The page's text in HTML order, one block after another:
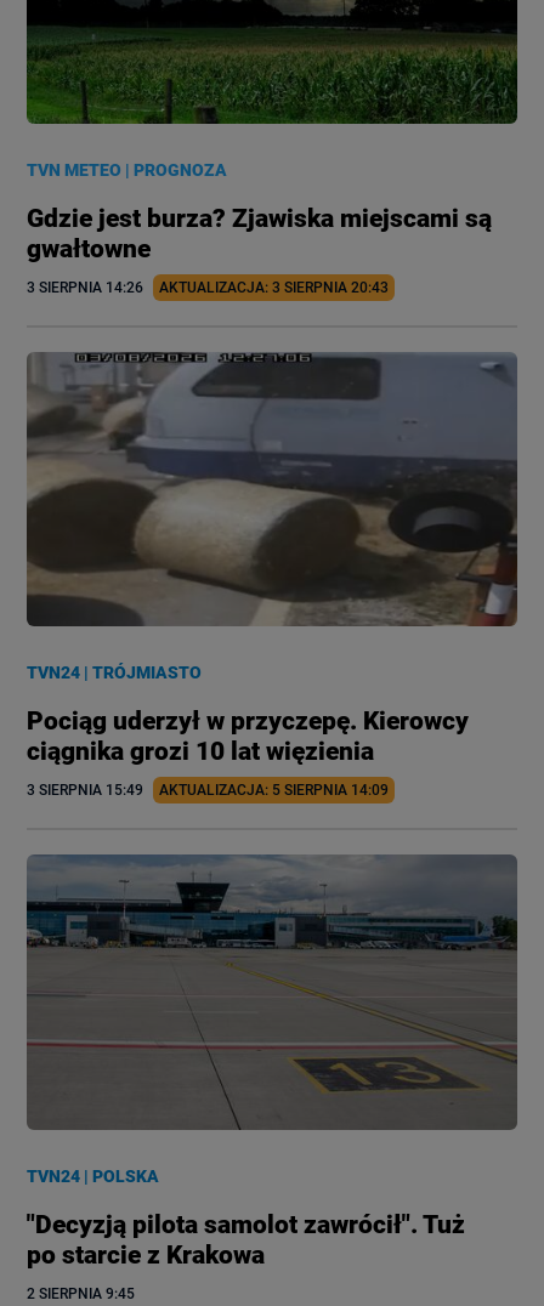
TVN METEO |PROGNOZA
Gdzie jest burza? Zjawiska miejscami są
gwałtowne
3 SIERPNIA 14:26 AKTUALIZACJA: 3 SIERPNIA 20:43
TVN24 |TRÓJMIASTO
Pociąg uderzył w przyczepę. Kierowcy
ciągnika grozi 10 lat więzienia
3 SIERPNIA 15:49 AKTUALIZACJA: 5 SIERPNIA 14:09
TVN24 |POLSKA
"Decyzją pilota samolot zawrócił". Tuż
po starcie z Krakowa
2 SIERPNIA 9:45